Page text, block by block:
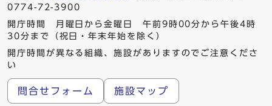
0774-72-3900
開庁時間 月曜日から金曜日 午前9時00分から午後4時
30分まで（祝日・年末年始を除く）
開庁時間が異なる組織、施設がありますのでご注意くださ
い
問合せフォーム 施設マップ